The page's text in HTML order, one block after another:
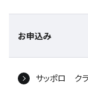
お申込み
サッポロ ク